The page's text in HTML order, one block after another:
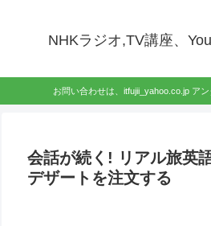
NHKラジオ,TV講座、
お問い合わせは、itfujii_yahoo.co.jp ア
会話が続く! リアル旅英
デザートを注文する